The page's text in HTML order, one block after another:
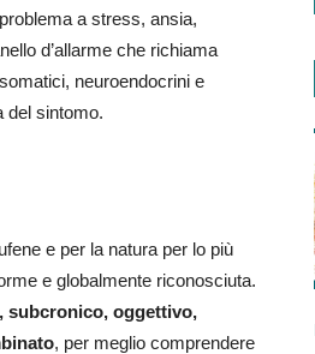
a stress, ansia,
d’allarme che richiama
neuroendocrini e
del sintomo.
e per la natura per lo più
e globalmente riconosciuta.
subcronico, oggettivo,
, per meglio comprendere